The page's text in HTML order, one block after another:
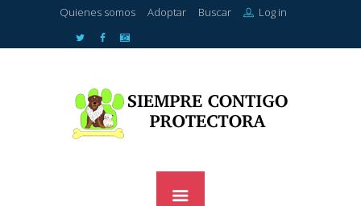
Quienes somos Adoptar Buscar Log in